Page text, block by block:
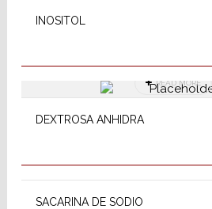
INOSITOL
DEXTROSA ANHIDRA
READ MORE
SACARINA DE SODIO
SELECT OPTIONS